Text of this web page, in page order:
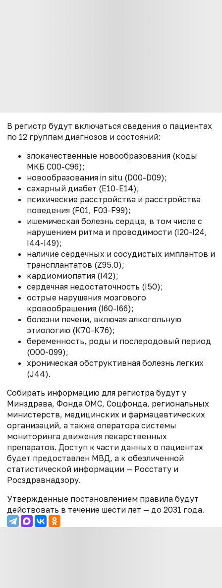
В регистр будут включаться сведения о пациентах
по 12 группам диагнозов и состояний:
злокачественные новообразования (коды
МКБ C00-C96);
новообразования in situ (D00-D09);
сахарный диабет (E10-Е14);
психические расстройства и расстройства
поведения (F01, F03-F99);
ишемическая болезнь сердца, в том числе с
нарушением ритма и проводимости (I20-I24,
I44-I49);
наличие сердечных и сосудистых имплантов и
трансплантатов (Z95.0);
кардиомиопатия (I42);
сердечная недостаточность (I50);
острые нарушения мозгового
кровообращения (I60-I66);
болезни печени, включая алкогольную
этиологию (К70-К76);
беременность, роды и послеродовый период
(О00-099);
хроническая обструктивная болезнь легких
(J44).
Собирать информацию для регистра будут у
Минздрава, Фонда ОМС, Соцфонда, региональных
министерств, медицинских и фармацевтических
организаций, а также оператора системы
мониторинга движения лекарственных
препаратов. Доступ к части данных о пациентах
будет предоставлен МВД, а к обезличенной
статистической информации — Росстату и
Росздравнадзору.
Утвержденные постановлением правила будут
действовать в течение шести лет — до 2031 года.